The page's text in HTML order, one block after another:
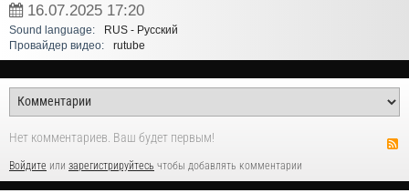
16.07.2025 17:20
Sound language:
RUS - Русский
Провайдер видео:
rutube
Нет комментариев. Ваш будет первым!
Войдите или зарегистрируйтесь чтобы добавлять комментарии